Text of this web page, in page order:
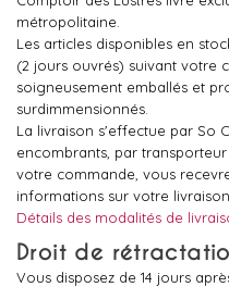
métropolitaine.
Les articles disponibles en
(2 jours ouvrés) suivant votre
soigneusement emballés et
surdimmensionnés.
La livraison s'effectue par So
encombrants, par
votre commande, vous
informations sur votre livraison.
Détails des modalités de
Droit de
Vous disposez de 14 jours